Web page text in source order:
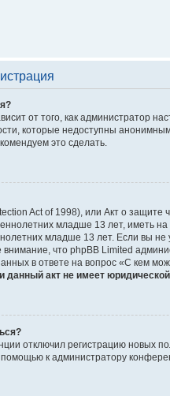
от того, как администратор
которые недоступны
это сделать.
Act of 1998), или Акт о
младше 13 лет, иметь на
младше 13 лет. Если вы не
что phpBB Limited
в ответе на вопрос «С кем
данный акт не имеет
отключил регистрацию новых
помощью к администратору